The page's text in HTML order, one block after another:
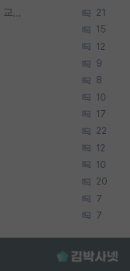
SSH 박사과정을 그만두고 지방대 박사로 옮기면 교수의 꿈은 끝일까요? 21
15
12
9
8
10
17
22
12
10
20
7
7